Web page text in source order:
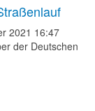
2021 16:47
der Deutschen